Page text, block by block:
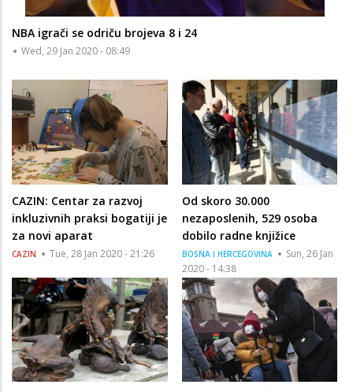
NBA igrači se odriču brojeva 8 i 24
Wed, 29 Jan 2020 - 08:49
CAZIN: Centar za razvoj
inkluzivnih praksi bogatiji je
za novi aparat
CAZIN Tue, 28 Jan 2020 - 21:26
Od skoro 30.000
nezaposlenih, 529 osoba
dobilo radne knjižice
BOSNA I HERCEGOVINA
Sun, 26 Jan
2020 - 14:38